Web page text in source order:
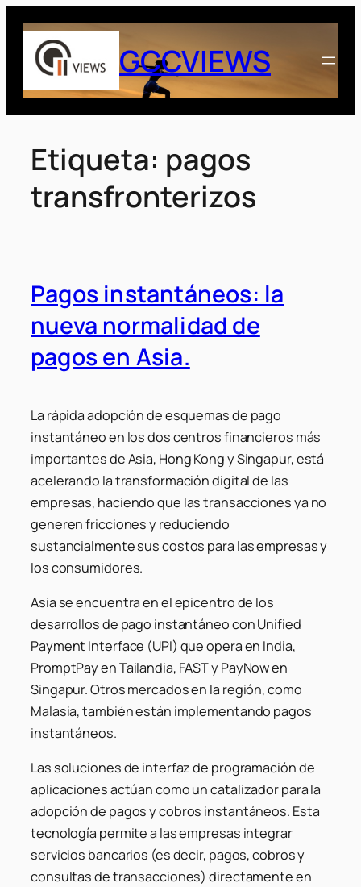
Saltar
contenido
GCCVIEWS
Etiqueta: pagos
transfronterizos
Pagos instantáneos: la
nueva normalidad de
pagos en Asia.
La rápida adopción de esquemas de pago
instantáneo en los dos centros financieros más
importantes de Asia, Hong Kong y Singapur, está
acelerando la transformación digital de las
empresas, haciendo que las transacciones ya no
generen fricciones y reduciendo
sustancialmente sus costos para las empresas y
los consumidores.
Asia se encuentra en el epicentro de los
desarrollos de pago instantáneo con Unified
Payment Interface (UPI) que opera en India,
PromptPay en Tailandia, FAST y PayNow en
Singapur. Otros mercados en la región, como
Malasia, también están implementando pagos
instantáneos.
Las soluciones de interfaz de programación de
aplicaciones actúan como un catalizador para la
adopción de pagos y cobros instantáneos. Esta
tecnología permite a las empresas integrar
servicios bancarios (es decir, pagos, cobros y
consultas de transacciones) directamente en